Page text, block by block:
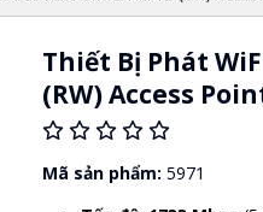
Thiết Bị Phát
(RW) Access
Mã sản phẩm: 5971